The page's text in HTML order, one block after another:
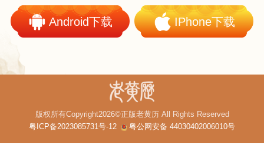
Android下载 IPhone下载
版权所有Copyright2026©正版老黄历 All Rights Reserved
粤ICP备2023085731号-12
粤公网安备 44030402006010号